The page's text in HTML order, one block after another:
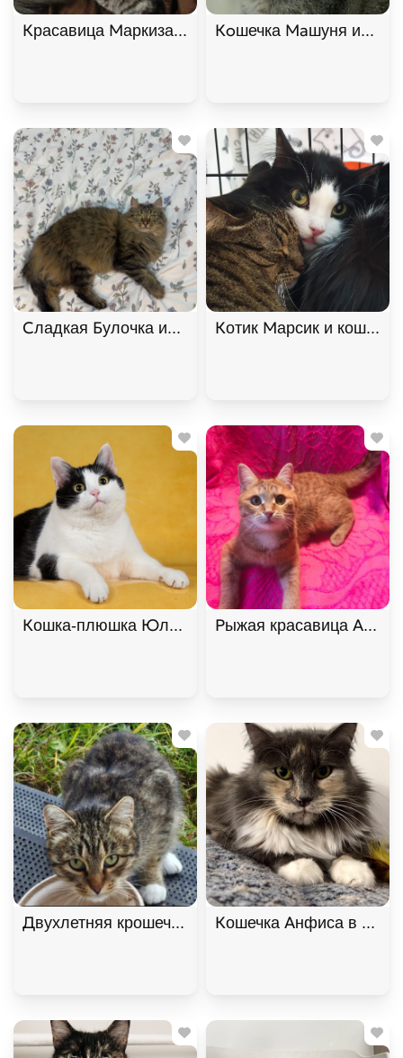
Красавица Маркиза ищет дом. В дар!,
Кoшечка Maшуня ищет
Сладкая Булочка ищет дом. В дар!, Мраморный,
Котик Марсик и
Кошка-плюшка Юла в добрые руки! В дар!,
Рыжая красавица
Двухлетняя крошечная кошечка Манечка в
Кошечка Анфиса в